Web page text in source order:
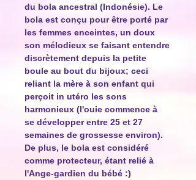
du bola ancestral (Indonésie). Le
bola est conçu pour être porté par
les femmes enceintes, un doux
son mélodieux se faisant entendre
discrètement depuis la petite
boule au bout du bijoux; ceci
reliant la mère à son enfant qui
perçoit in utéro les sons
harmonieux (l'ouie commence à
se développer entre 25 et 27
semaines de grossesse environ).
De plus, le bola est considéré
comme protecteur, étant relié à
l'Ange-gardien du bébé :)